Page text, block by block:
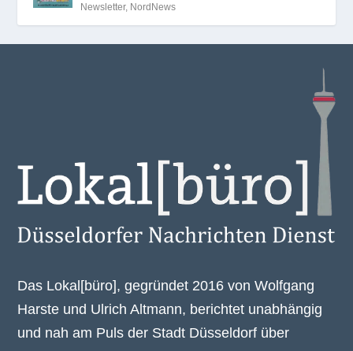
Newsletter, NordNews
Das Lokal[büro], gegründet 2016 von Wolfgang
Harste und Ulrich Altmann, berichtet unabhängig
und nah am Puls der Stadt Düsseldorf über